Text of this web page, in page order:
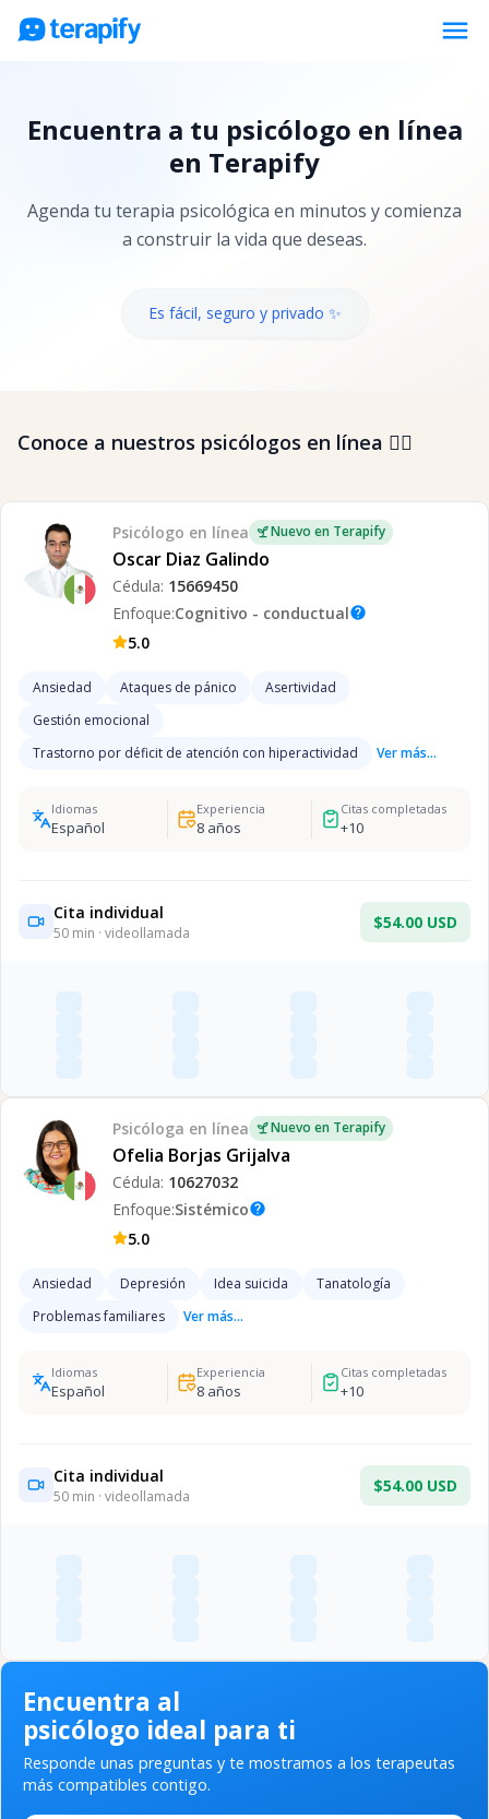
menu
Precios
Empresas
Preguntas frecuentes
Encuentra a tu psicólogo en línea
en Terapify
Agenda tu terapia psicológica en minutos y comienza
a construir la vida que deseas.
Es fácil, seguro y privado ✨
Conoce a nuestros psicólogos en línea 👇🏼
Psicólogo en línea Nuevo en Terapify
Oscar Diaz Galindo
Cédula: 15669450
Enfoque:Cognitivo - conductualhelp
5.0
Ansiedad Ataques de pánico
Asertividad
Gestión emocional
Trastorno por déficit de atención con hiperactividad
Ver más...
Idiomas
Español
Experiencia
8años
Citas completadas
+10
Cita individual
50 min · videollamada
$54.00 USD
Psicóloga en línea Nuevo en Terapify
Ofelia Borjas Grijalva
Cédula: 10627032
Enfoque:Sistémicohelp
5.0
Ansiedad Depresión Idea suicida
Tanatología
Problemas familiares
Ver más...
Idiomas
Español
Experiencia
8años
Citas completadas
+10
Cita individual
50 min · videollamada
$54.00 USD
Encuentra al
psicólogo ideal para ti
Responde unas preguntas y te mostramos a los terapeutas
más compatibles contigo.